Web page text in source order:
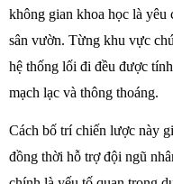
không gian khoa học là yêu
sân vườn. Từng khu vực
hệ thống lối đi đều được
mạch lạc và thông thoáng.
Cách bố trí chiến lược này
đồng thời hỗ trợ đội ngũ